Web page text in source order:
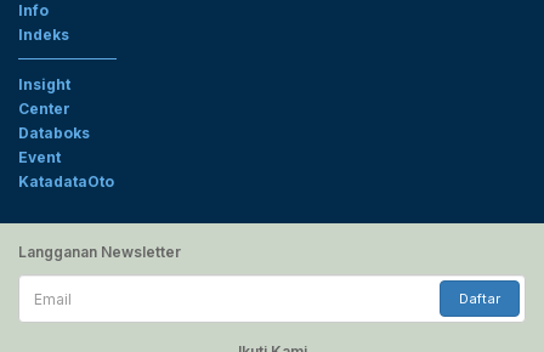
Info
Indeks
Insight
Center
Databoks
Event
KatadataOto
Langganan Newsletter
Email
Daftar